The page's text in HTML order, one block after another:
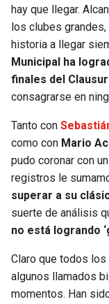
hay que llegar.
los clubes
historia a llegar
Municipal ha
finales del
consagrarse en
Tanto con
como con Mario
pudo coronar con
registros le
superar a su
suerte de análisis
no está logrando
Claro que todos
algunos llamados
momentos. Han